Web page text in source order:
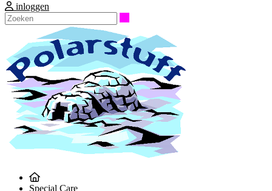
inloggen
Special Care